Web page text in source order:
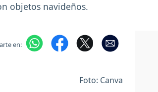
objetos navideños.
en:
Foto: Canva